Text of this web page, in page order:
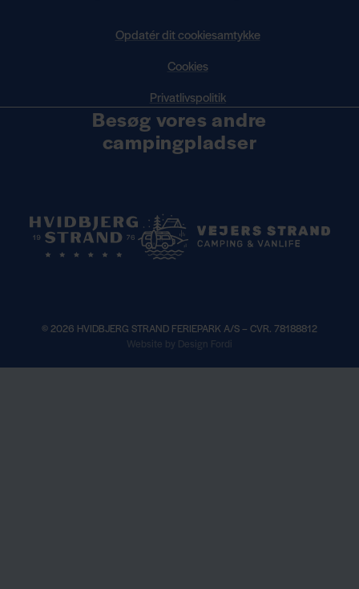
Opdatér dit cookiesamtykke
Cookies
Privatlivspolitik
Besøg vores andre
campingpladser
© 2026 HVIDBJERG STRAND FERIEPARK A/S – CVR. 78188812
Website by Design Fordi
sæsonplads til 2027 —Læs mere Se åbningstider —